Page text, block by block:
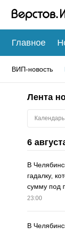
Главное
ВИП-новость
Лента
6
В
гадалку,
сумму под
23:00
В